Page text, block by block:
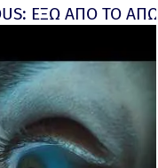
Man: Brand New
ΕΞΩ ΑΠΟ ΤΟ